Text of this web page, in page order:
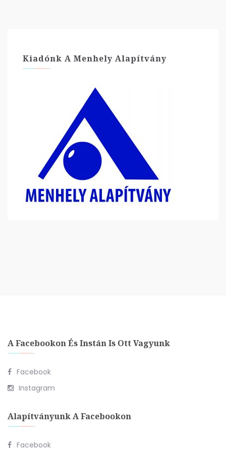
Kiadónk A Menhely Alapítvány
A Facebookon És Instán Is Ott Vagyunk
Facebook
Instagram
Alapítványunk A Facebookon
Facebook